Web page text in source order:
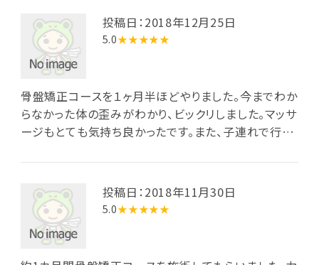
投稿日：2018年12月25日
5.0★★★★★
骨盤矯正コースを１ヶ月半ほどやりました。今までわか
らなかった体の歪みがわかり、ビックリしました。マッサ
ージもとても気持ち良かったです。また、子連れで行っ
投稿日：2018年11月30日
5.0★★★★★